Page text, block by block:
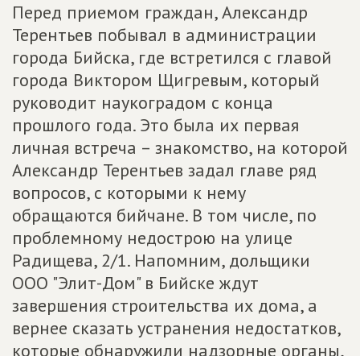
Перед приемом граждан, Александр
Терентьев побывал в администрации
города Бийска, где встретился с главой
города Виктором Щигревым, который
руководит наукоградом с конца
прошлого года. Это была их первая
личная встреча – знакомство, на которой
Александр Терентьев задал главе ряд
вопросов, с которыми к нему
обращаются бийчане. В том числе, по
проблемному недострою на улице
Радищева, 2/1. Напомним, дольщики
ООО "Элит-Дом" в Бийске ждут
завершения строительства их дома, а
вернее сказать устранения недостатков,
которые обнаружили надзорные органы,